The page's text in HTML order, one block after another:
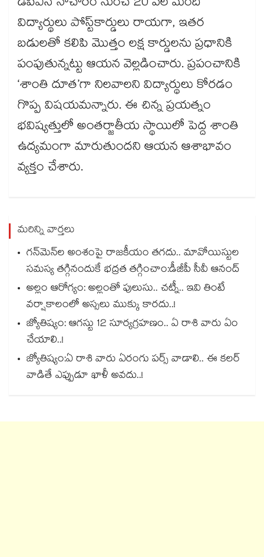
విద్యార్థులు పోస్ట్‌‌కార్డులు రాయగా, ఇతర
బడులతో కలిపి మొత్తం లక్ష కార్డులను ప్రధానికి
పంపుతున్నట్టు ఆయన వెల్లడించారు. ప్రపంచానికి
‘శాంతి దూత’గా నిలవాలని విద్యార్థులు కోరడం
గొప్ప విషయమన్నారు. ఈ చిన్న ప్రయత్నం
భవిష్యత్తులో అంతర్జాతీయ స్థాయిలో పెద్ద శాంతి
ఉద్యమంగా మారుతుందని ఆయన ఆశాభావం
వ్యక్తం చేశారు.
మరిన్ని వార్తలు
గన్⁭మెన్⁭ల అంశంపై రాజకీయం తగదు.. మావోయిస్టుల
సమస్య తగ్గినందుకే భద్రత తగ్గించాం:డీజీపీ సీవీ ఆనంద్
అల్లం ఆరోగ్యం: అల్లంతో పులుసు.. చట్నీ.. ఇవి తింటే
వర్షాకాలంలో అస్సలు ముక్కు కారదు..!
జ్యోతిష్యం: ఆగస్టు 12 సూర్యగ్రహణం.. ఏ రాశి వారు ఏం
చేయాలి..!
జ్యోతిష్యం:ఏ రాశి వారు ఏరంగు పర్స్ వాడాలి.. ఈ కలర్
వాడితే ఎప్పుడూ ఖాళీ అవదు..!